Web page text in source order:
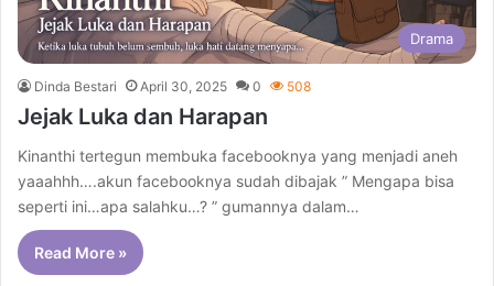
Drama
Dinda Bestari April 30, 2025 0 508
Jejak Luka dan Harapan
Kinanthi tertegun membuka facebooknya yang menjadi aneh
yaaahhh….akun facebooknya sudah dibajak ” Mengapa bisa
seperti ini…apa salahku…? ” gumannya dalam…
Read More »